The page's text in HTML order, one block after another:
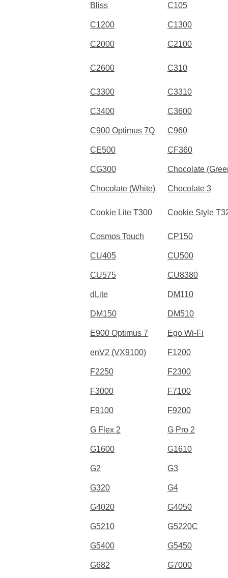
Bliss C105
C1200 C1300
C2000 C2100
C2600 C310
C3300 C3310
C3400 C3600
C900 Optimus 7Q C960
CE500 CF360
CG300 Chocolate
Chocolate (White) Chocolate 3
Cookie Lite T300 Cookie Style
Cosmos Touch CP150
CU405 CU500
CU575 CU8380
dLite DM110
DM150 DM510
E900 Optimus 7 Ego Wi-Fi
enV2 (VX9100) F1200
F2250 F2300
F3000 F7100
F9100 F9200
G Flex 2 G Pro 2
G1600 G1610
G2 G3
G320 G4
G4020 G4050
G5210 G5220C
G5400 G5450
G682 G7000